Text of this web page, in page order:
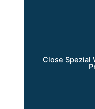
Close Spezial